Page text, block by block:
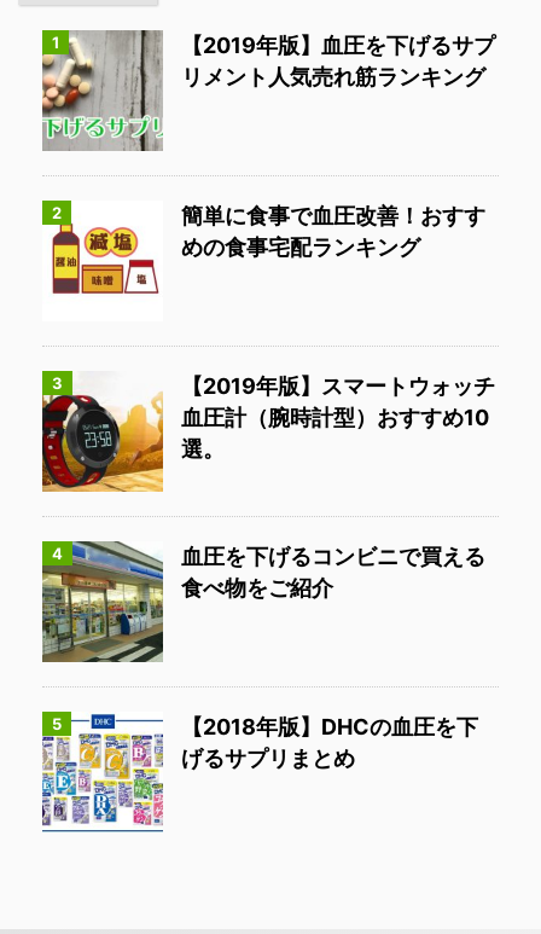
1
【2019年版】血圧を下げるサプ
リメント人気売れ筋ランキング
2
簡単に食事で血圧改善！おすす
めの食事宅配ランキング
3
【2019年版】スマートウォッチ
血圧計（腕時計型）おすすめ10
選。
4
血圧を下げるコンビニで買える
食べ物をご紹介
5
【2018年版】DHCの血圧を下
げるサプリまとめ